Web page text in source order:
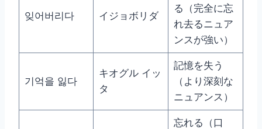
잊어버리다 イジョボリダ
る（完全に忘
れ去るニュア
ンスが強い）
기억을 잃다
キオグル イッ
タ
記憶を失う
（より深刻な
ニュアンス）
忘れる（口